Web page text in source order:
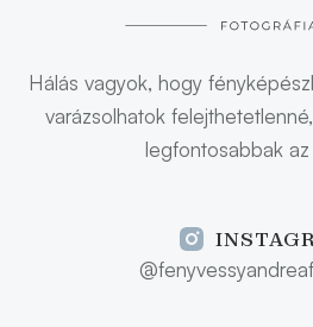
Hálás vagyok, hogy
varázsolhatok
legfontosabbak